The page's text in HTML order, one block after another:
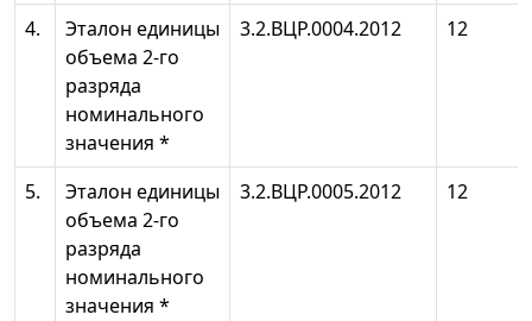
4.
Эталон единицы
объема 2-го
разряда
номинального
значения *
3.2.ВЦР.0004.2012 12
5.
Эталон единицы
объема 2-го
разряда
номинального
значения *
3.2.ВЦР.0005.2012 12